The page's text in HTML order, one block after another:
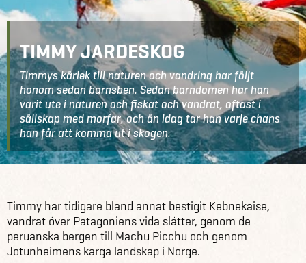
TIMMY JARDESKOG
Timmys kärlek till naturen och vandring har följt
honom sedan barnsben. Sedan barndomen har han
varit ute i naturen och fiskat och vandrat, oftast i
sällskap med morfar, och än idag tar han varje chans
han får att komma ut i skogen.
Timmy har tidigare bland annat bestigit Kebnekaise,
vandrat över Patagoniens vida slätter, genom de
peruanska bergen till Machu Picchu och genom
Jotunheimens karga landskap i Norge.